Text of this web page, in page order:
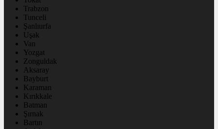
Trabzon
Tunceli
Şanlıurfa
Uşak
Van
Yozgat
Zonguldak
Aksaray
Bayburt
Karaman
Kırıkkale
Batman
Şırnak
Bartın